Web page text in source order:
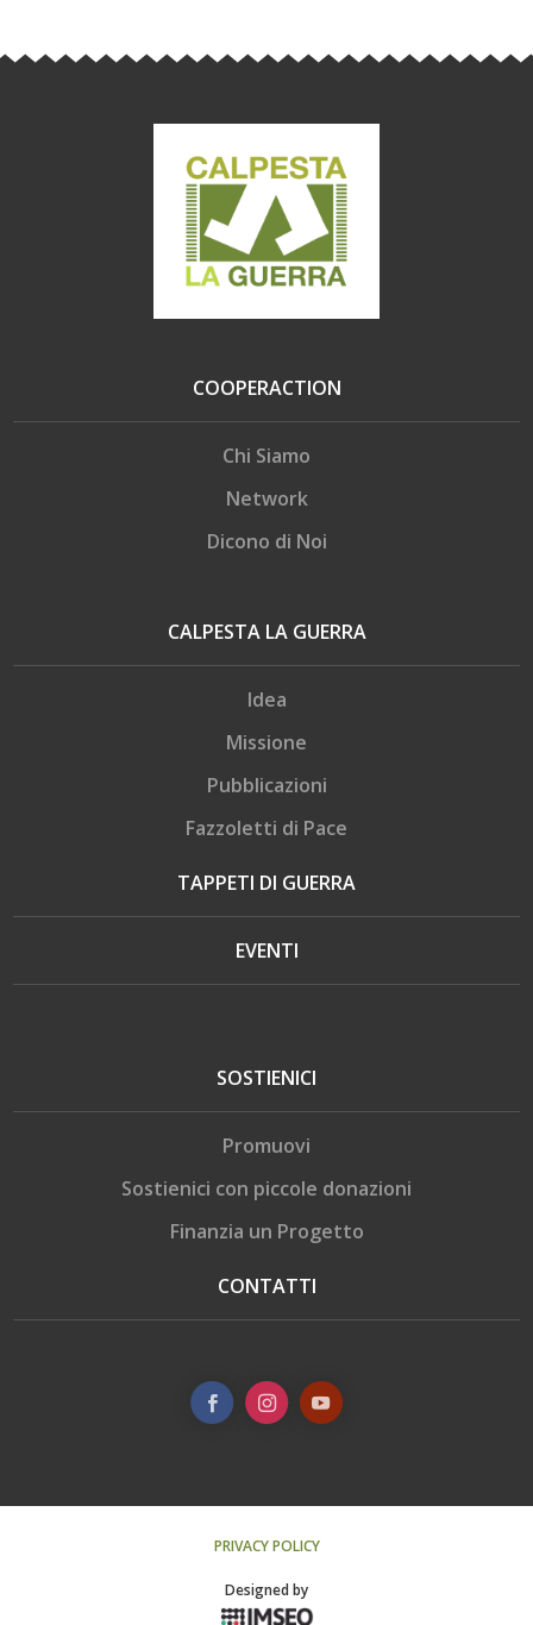
COOPERACTION
Chi Siamo
Network
Dicono di Noi
CALPESTA LA GUERRA
Idea
Missione
Pubblicazioni
Fazzoletti di Pace
TAPPETI DI GUERRA
EVENTI
SOSTIENICI
Promuovi
Sostienici con piccole donazioni
Finanzia un Progetto
CONTATTI
PRIVACY POLICY
Designed by